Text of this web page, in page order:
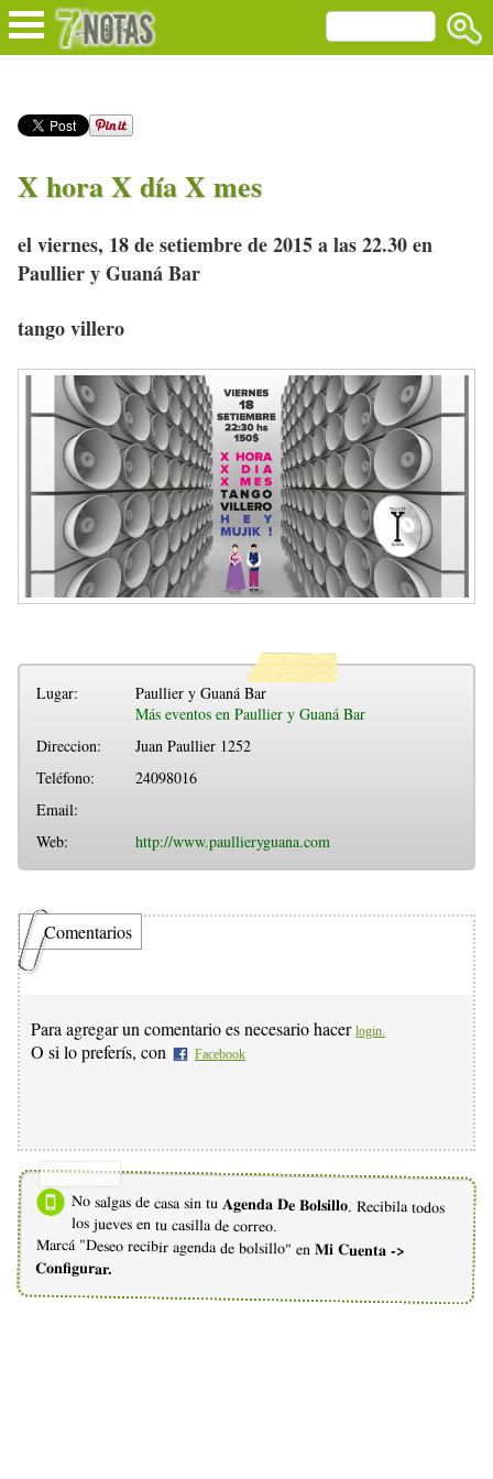
X hora X día X mes
el viernes, 18 de setiembre de 2015 a las 22.30 en
Paullier y Guaná Bar
tango villero
Lugar:
Paullier y Guaná Bar
Más eventos en Paullier y Guaná Bar
Direccion:
Juan Paullier 1252
Teléfono:
24098016
Email:
Web:
http://www.paullieryguana.com
Comentarios
Para agregar un comentario es necesario hacer login.
O si lo preferís, con Facebook
No salgas de casa sin tu Agenda De Bolsillo. Recibila todos
los jueves en tu casilla de correo.
Marcá "Deseo recibir agenda de bolsillo" en Mi Cuenta ->
Configurar.